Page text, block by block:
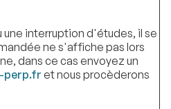
interruption d'études, il se
ne s'affiche pas lors
dans ce cas envoyez un
perp.fr et nous procèderons